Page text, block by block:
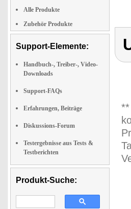
Alle Produkte
Zubehör Produkte
Support-Elemente:
Handbuch-, Treiber-, Video-
Downloads
Support-FAQs
Erfahrungen, Beiträge
Diskussions-Forum
Testergebnisse aus Tests &
Testberichten
Produkt-Suche: